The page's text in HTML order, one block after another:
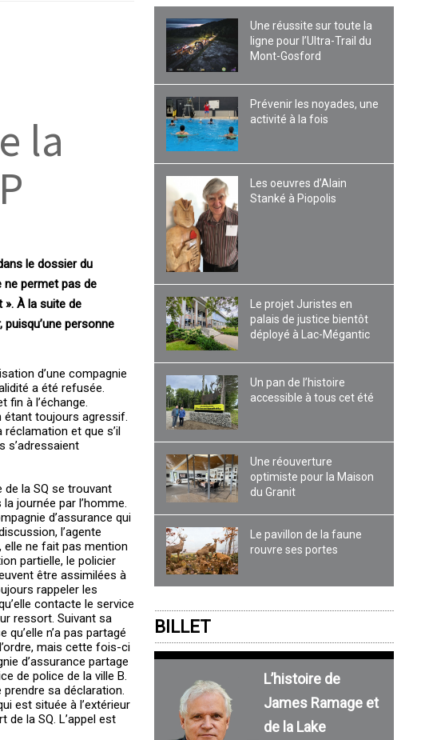
la
le dossier du
ne permet pas de
À la suite de
personne
d’une compagnie
a été refusée.
fin à l’échange.
étant toujours agressif.
réclamation et que s’il
s’adressaient
de la SQ se trouvant
journée par l’homme.
d’assurance qui
l’agente
elle ne fait pas mention
partielle, le policier
être assimilées à
rappeler les
contacte le service
ressort. Suivant sa
n’a pas partagé
mais cette fois-ci
d’assurance partage
de police de la ville B.
prendre sa déclaration.
est située à l’extérieur
la SQ. L’appel est
Une réussite sur toute la
ligne pour l’Ultra-Trail du
Mont-Gosford
Prévenir les noyades, une
activité à la fois
Les oeuvres d’Alain
Stanké à Piopolis
Le projet Juristes en
palais de justice bientôt
déployé à Lac-Mégantic
Un pan de l’histoire
accessible à tous cet été
Une réouverture
optimiste pour la Maison
du Granit
Le pavillon de la faune
rouvre ses portes
BILLET
L’histoire de
James Ramage et
de la Lake